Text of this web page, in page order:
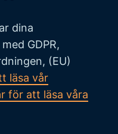
dina
GDPR,
(EU)
läsa vår
för att läsa våra